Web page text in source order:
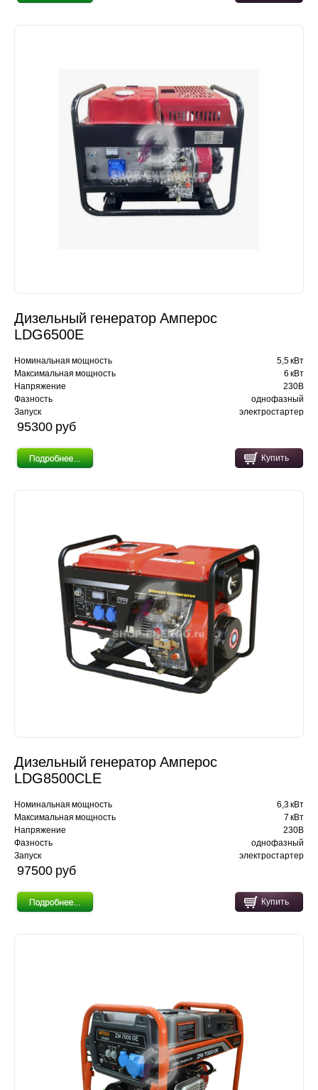
Дизельный генератор Амперос
LDG6500E
Номинальная мощность
5,5 кВт
Максимальная мощность
6 кВт
Напряжение
230В
Фазность
однофазный
Запуск
электростартер
95300 pуб
Купить
Дизельный генератор Амперос
LDG8500CLE
Номинальная мощность
6,3 кВт
Максимальная мощность
7 кВт
Напряжение
230В
Фазность
однофазный
Запуск
электростартер
97500 pуб
Купить